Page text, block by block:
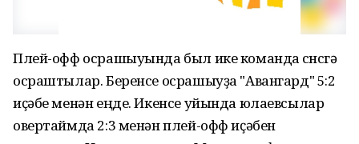
Плей-офф осрашыуында был ике команда өсөнсөгә
осраштылар. Беренсе осрашыуҙа "Авангард" 5:2
иҫәбе менән еңде. Икенсе уйында юлаевсылар
овертаймда 2:3 менән плей-офф иҫәбен